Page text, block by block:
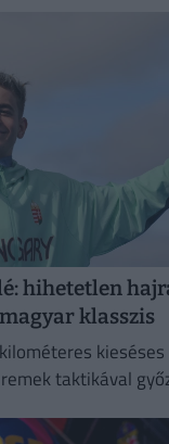
hihetetlen
klasszis
kieséses
taktikával